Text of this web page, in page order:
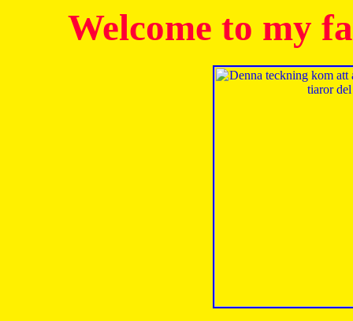
Welcome to my